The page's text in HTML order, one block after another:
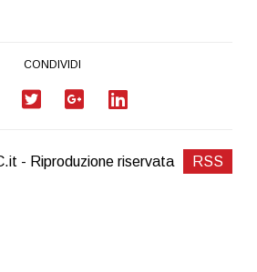
CONDIVIDI
- Riproduzione riservata RSS